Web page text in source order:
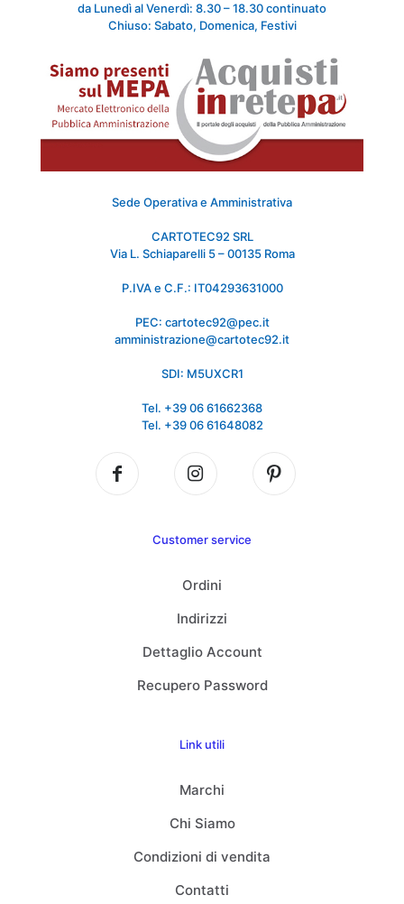
da Lunedì al Venerdì: 8.30 – 18.30 continuato
Chiuso: Sabato, Domenica, Festivi
Sede Operativa e Amministrativa
CARTOTEC92 SRL
Via L. Schiaparelli 5 – 00135 Roma
P.IVA e C.F.: IT04293631000
PEC: cartotec92@pec.it
amministrazione@cartotec92.it
SDI: M5UXCR1
Tel. +39 06 61662368
Tel. +39 06 61648082
Customer service
Ordini
Indirizzi
Dettaglio Account
Recupero Password
Link utili
Marchi
Chi Siamo
Condizioni di vendita
Contatti